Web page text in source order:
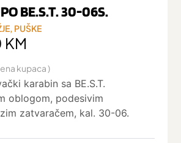
BE.S.T. 30-06S.
, PUŠKE
KM
kupaca )
karabin sa BE.S.T.
oblogom, podesivim
zatvaračem, kal. 30-06.